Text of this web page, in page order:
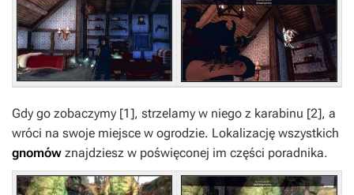
Gdy go zobaczymy [1], strzelamy w niego z karabinu [2], a
wróci na swoje miejsce w ogrodzie. Lokalizację wszystkich
gnomów znajdziesz w poświęconej im części poradnika.